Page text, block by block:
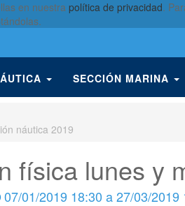
en nuestra política de privacidad.
SECCIÓN MARINA
náutica 2019
física lunes y
07/01/2019 18:30 a27/03/2019